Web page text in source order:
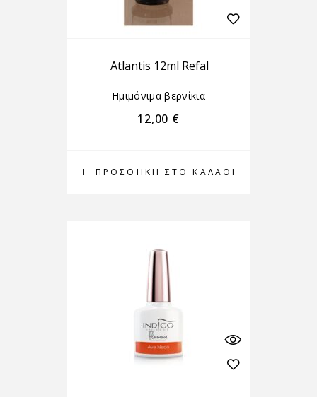
ΠΡΟΣΘΉΚΗ ΣΤΟ ΚΑΛΆΘΙ
Atlantis 12ml Refal
Ημιμόνιμα βερνίκια
12,00 €